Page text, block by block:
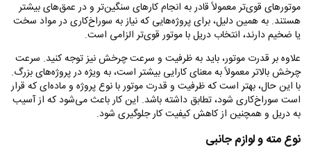
موتورهای قوی‌تر معمولاً قادر به انجام کارهای سنگین‌تر و در عمق‌های بیشتر
هستند. به همین دلیل، برای پروژه‌هایی که نیاز به سوراخ‌کاری در مواد سخت
یا ضخیم دارند، انتخاب دریل با موتور قوی‌تر الزامی است.
علاوه بر قدرت موتور، باید به ظرفیت و سرعت چرخش نیز توجه کنید. سرعت
چرخش بالاتر معمولاً به معنای کارایی بیشتر است، به ویژه در پروژه‌های بزرگ.
با این حال، بهتر است که ظرفیت و قدرت موتور با نوع پروژه و ماده‌ای که قرار
است سوراخ‌کاری شود، تطابق داشته باشد. این کار باعث می‌شود که از آسیب
به دریل و همچنین از کاهش کیفیت کار جلوگیری شود.
نوع مته و لوازم جانبی